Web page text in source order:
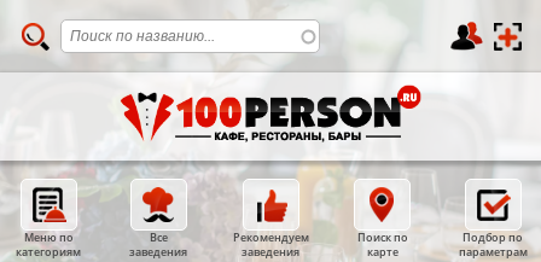
Меню по
категориям
Все
заведения
Рекомендуем
заведения
Поиск по
карте
Подбор по
параметрам